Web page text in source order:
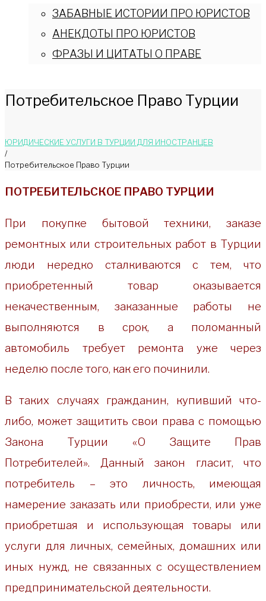
ЗАБАВНЫЕ ИСТОРИИ ПРО ЮРИСТОВ
АНЕКДОТЫ ПРО ЮРИСТОВ
ФРАЗЫ И ЦИТАТЫ О ПРАВЕ
Потребительское Право Турции
ЮРИДИЧЕСКИЕ УСЛУГИ В ТУРЦИИ ДЛЯ ИНОСТРАНЦЕВ
/
Потребительское Право Турции
Потребительское
Право
Турции
ПОТРЕБИТЕЛЬСКОЕ ПРАВО ТУРЦИИ
При покупке бытовой техники, заказе
ремонтных или строительных работ в Турции
люди нередко сталкиваются с тем, что
приобретенный товар оказывается
некачественным, заказанные работы не
выполняются в срок, а поломанный
автомобиль требует ремонта уже через
неделю после того, как его починили.
В таких случаях гражданин, купивший что-
либо, может защитить свои права с помощью
Закона Турции «О Защите Прав
Потребителей». Данный закон гласит, что
потребитель – это личность, имеющая
намерение заказать или приобрести, или уже
приобретшая и использующая товары или
услуги для личных, семейных, домашних или
иных нужд, не связанных с осуществлением
предпринимательской деятельности.